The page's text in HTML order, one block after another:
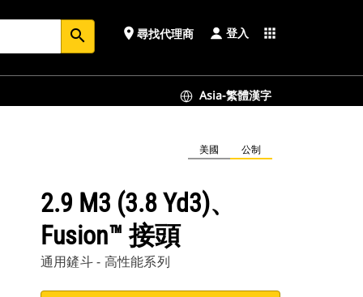
search place 尋找代理商 登入 apps
Asia-繁體漢字
美國 公制
2.9 M3 (3.8 Yd3)、
Fusion™ 接頭
通用鏟斗 - 高性能系列